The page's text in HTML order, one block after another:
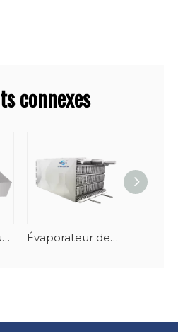
connexes
Évaporateur tunnel de fruits de mer en spirale vertical à dégivrage automatique Évaporateur de congélateur à spirale empilable en acier inoxydable-AlMg